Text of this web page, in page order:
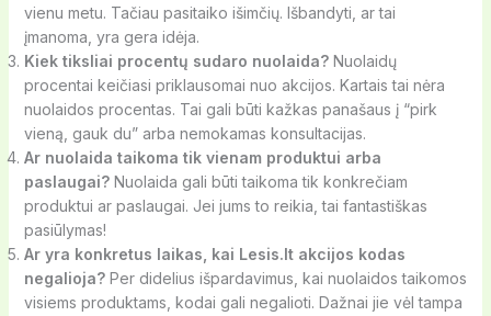
vienu metu. Tačiau pasitaiko išimčių. Išbandyti, ar tai
įmanoma, yra gera idėja.
Kiek tiksliai procentų sudaro nuolaida?Nuolaidų
procentai keičiasi priklausomai nuo akcijos. Kartais tai nėra
nuolaidos procentas. Tai gali būti kažkas panašaus į “pirk
vieną, gauk du” arba nemokamas konsultacijas.
Ar nuolaida taikoma tik vienam produktui arba
paslaugai?Nuolaida gali būti taikoma tik konkrečiam
produktui ar paslaugai. Jei jums to reikia, tai fantastiškas
pasiūlymas!
Ar yra konkretus laikas, kai Lesis.lt akcijos kodas
negalioja?Per didelius išpardavimus, kai nuolaidos taikomos
visiems produktams, kodai gali negalioti. Dažnai jie vėl tampa